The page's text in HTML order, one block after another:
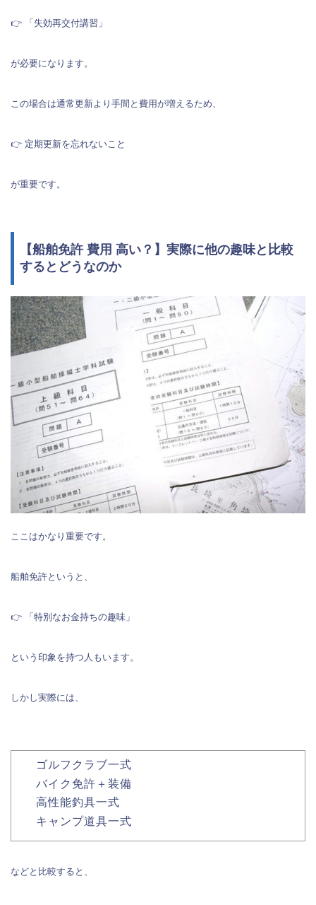
👉 「失効再交付講習」
が必要になります。
この場合は通常更新より手間と費用が増えるため、
👉 定期更新を忘れないこと
が重要です。
【船舶免許 費用 高い？】実際に他の趣味と比較
するとどうなのか
ここはかなり重要です。
船舶免許というと、
👉 「特別なお金持ちの趣味」
という印象を持つ人もいます。
しかし実際には、
ゴルフクラブ一式
バイク免許＋装備
高性能釣具一式
キャンプ道具一式
などと比較すると、